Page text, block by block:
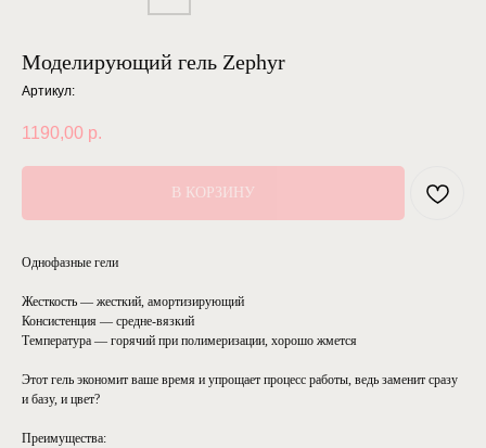
Моделирующий гель Zephyr
Артикул:
1190,00 р.
В КОРЗИНУ
Однофазные гели
Жесткость — жесткий, амортизирующий
Консистенция — средне-вязкий
Температура — горячий при полимеризации, хорошо жмется
Этот гель экономит ваше время и упрощает процесс работы, ведь заменит сразу
и базу, и цвет?
Преимущества: